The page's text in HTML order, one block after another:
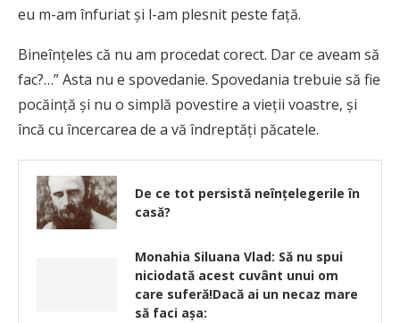
eu m-am înfuriat și l-am plesnit peste față.
Bineînțeles că nu am procedat corect. Dar ce aveam să
fac?…” Asta nu e spovedanie. Spovedania trebuie să fie
pocăință și nu o simplă povestire a vieții voastre, și
încă cu încercarea de a vă îndreptăți păcatele.
De ce tot persistă neînțelegerile în
casă?
Monahia Siluana Vlad: Să nu spui
niciodată acest cuvânt unui om
care suferă!Dacă ai un necaz mare
să faci aşa: